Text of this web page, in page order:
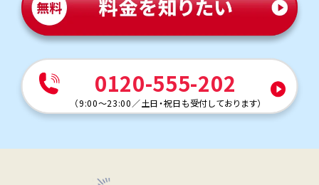
0120-555-202
（9:00～23:00 ／土日・祝日も受付しております）